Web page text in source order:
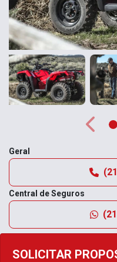
SOLICITAR
Geral
Central de Seguros